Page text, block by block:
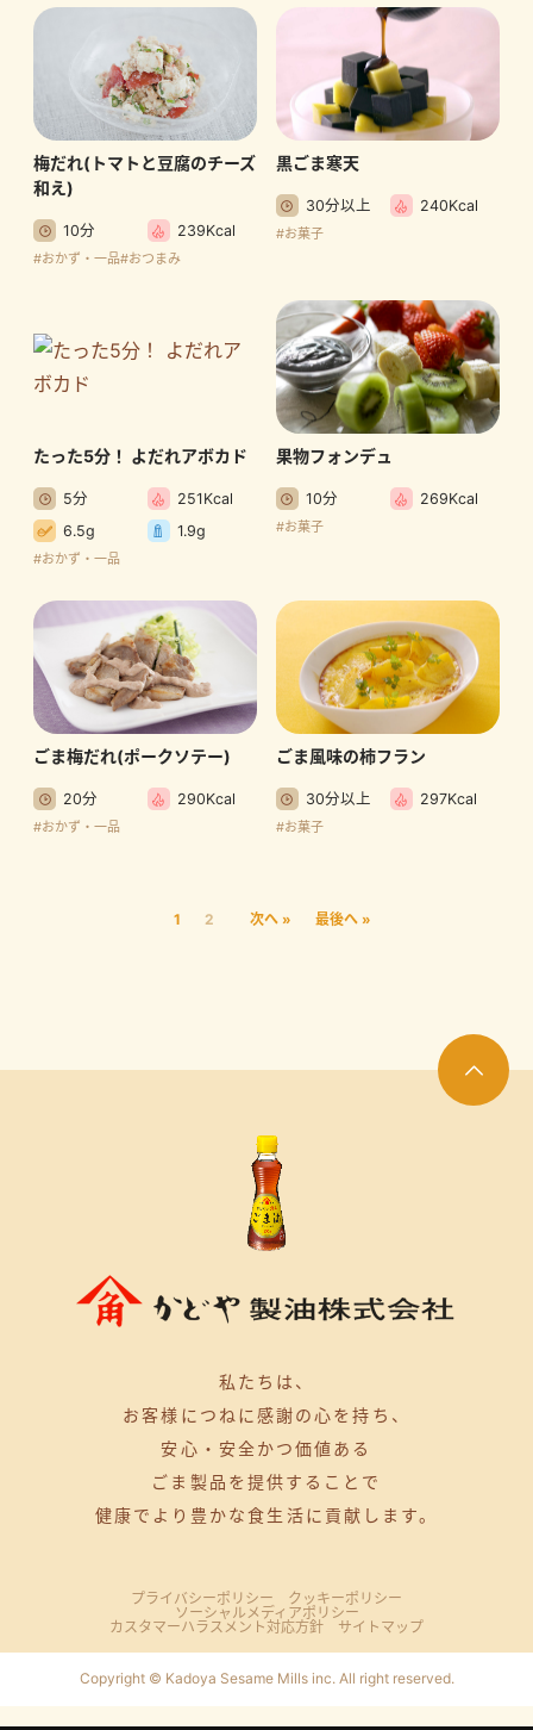
梅だれ(トマトと豆腐のチーズ
和え)
10分 239Kcal
#おかず・一品#おつまみ
黒ごま寒天
30分以上 240Kcal
#お菓子
たった5分！ よだれアボカド
5分
251Kcal
6.5g
1.9g
#おかず・一品
果物フォンデュ
10分 269Kcal
#お菓子
ごま梅だれ(ポークソテー)
20分 290Kcal
#おかず・一品
ごま風味の柿フラン
30分以上 297Kcal
#お菓子
1 2 次へ » 最後へ »
私たちは、
お客様につねに感謝の心を持ち、
安心・安全かつ価値ある
ごま製品を提供することで
健康でより豊かな食生活に貢献します。
プライバシーポリシー
クッキーポリシー
ソーシャルメディアポリシー
カスタマーハラスメント対応方針
サイトマップ
Copyright © Kadoya Sesame Mills inc. All right reserved.